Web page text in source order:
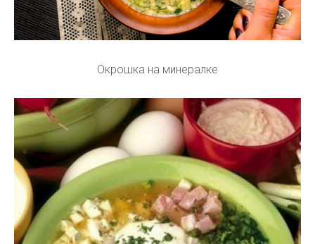
Окрошка на минералке